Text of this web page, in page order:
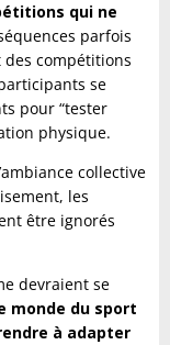
qui ne
parfois
des compétitions
se
pour “tester
physique.
collective
les
être ignorés
devraient se
monde du sport
à adapter